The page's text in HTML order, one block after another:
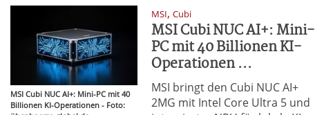
MSI Cubi NUC AI+: Mini-PC mit 40
Billionen KI-Operationen - Foto:
MSI,Cubi
MSI Cubi NUC AI+: Mini-
PC mit 40 Billionen KI-
Operationen ...
MSI bringt den Cubi NUC AI+
2MG mit Intel Core Ultra 5 und